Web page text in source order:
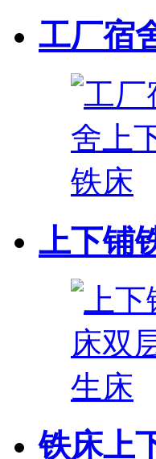
工厂宿
上下铺
铁床上